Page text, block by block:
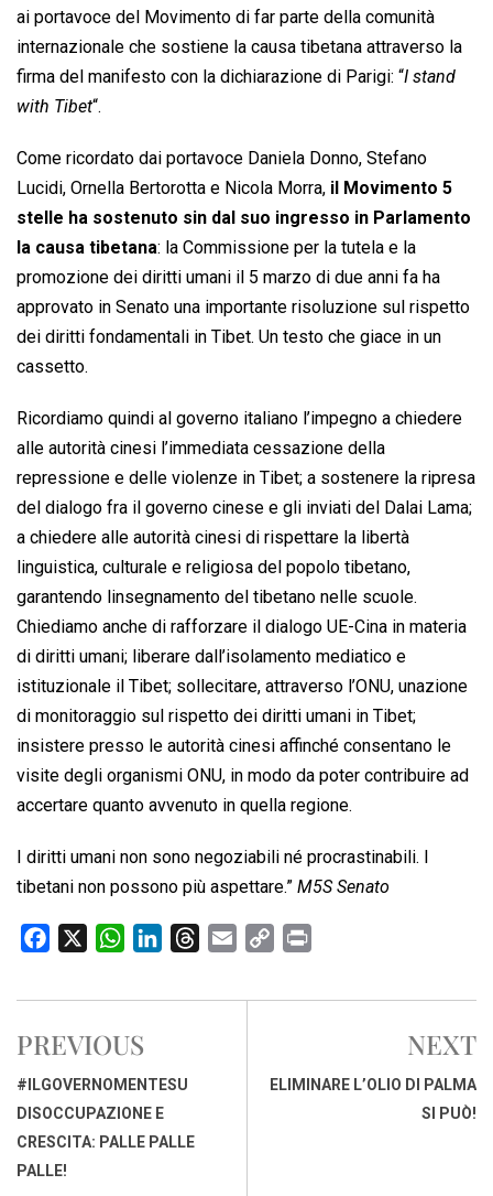
ai portavoce del Movimento di far parte della comunità
internazionale che sostiene la causa tibetana attraverso la
firma del manifesto con la dichiarazione di Parigi: “I stand
with Tibet“.
Come ricordato dai portavoce Daniela Donno, Stefano
Lucidi, Ornella Bertorotta e Nicola Morra, il Movimento 5
stelle ha sostenuto sin dal suo ingresso in Parlamento
la causa tibetana: la Commissione per la tutela e la
promozione dei diritti umani il 5 marzo di due anni fa ha
approvato in Senato una importante risoluzione sul rispetto
dei diritti fondamentali in Tibet. Un testo che giace in un
cassetto.
Ricordiamo quindi al governo italiano l’impegno a chiedere
alle autorità cinesi l’immediata cessazione della
repressione e delle violenze in Tibet; a sostenere la ripresa
del dialogo fra il governo cinese e gli inviati del Dalai Lama;
a chiedere alle autorità cinesi di rispettare la libertà
linguistica, culturale e religiosa del popolo tibetano,
garantendo linsegnamento del tibetano nelle scuole.
Chiediamo anche di rafforzare il dialogo UE-Cina in materia
di diritti umani; liberare dall’isolamento mediatico e
istituzionale il Tibet; sollecitare, attraverso l’ONU, unazione
di monitoraggio sul rispetto dei diritti umani in Tibet;
insistere presso le autorità cinesi affinché consentano le
visite degli organismi ONU, in modo da poter contribuire ad
accertare quanto avvenuto in quella regione.
I diritti umani non sono negoziabili né procrastinabili. I
tibetani non possono più aspettare.” M5S Senato
c
b
o
o
k
W
a
s
A
p
p
n
d
I
n
r
a
p
i
i
PREVIOUS
#ILGOVERNOMENTESU
DISOCCUPAZIONE E
CRESCITA: PALLE PALLE
PALLE!
NEXT
ELIMINARE L’OLIO DI PALMA
SI PUÒ!